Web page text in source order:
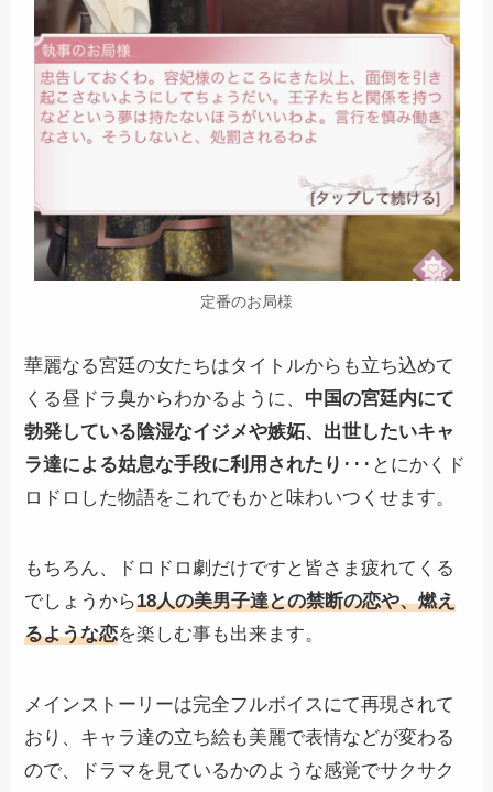
定番のお局様
華麗なる宮廷の女たちはタイトルからも立ち込めて
くる昼ドラ臭からわかるように、 中国の宮廷内にて
勃発している陰湿なイジメや嫉妬、出世したいキャ
ラ達による姑息な手段に利用されたり ･･･とにかくド
ロドロした物語をこれでもかと味わいつくせます。
もちろん、ドロドロ劇だけですと皆さま疲れてくる
でしょうから18人の美男子達との禁断の恋や、燃え
るような恋を楽しむ事も出来ます。
メインストーリーは完全フルボイスにて再現されて
おり、キャラ達の立ち絵も美麗で表情などが変わる
ので、ドラマを見ているかのような感覚でサクサク